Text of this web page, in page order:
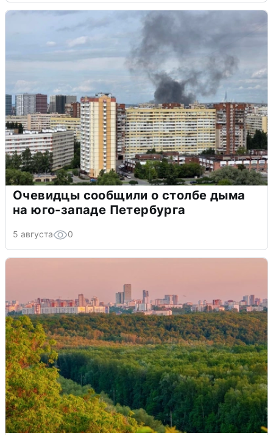
Очевидцы сообщили о столбе дыма
на юго-западе Петербурга
5 августа 0